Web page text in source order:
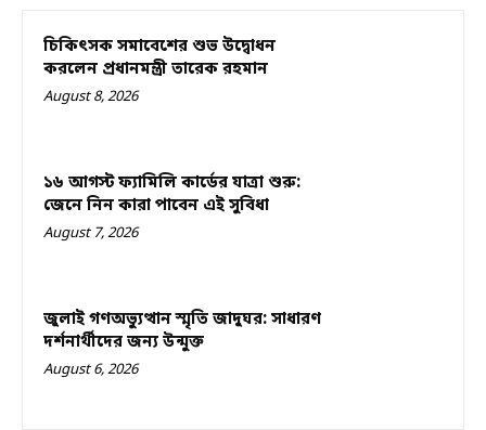
চিকিৎসক সমাবেশের শুভ উদ্বোধন
করলেন প্রধানমন্ত্রী তারেক রহমান
August 8, 2026
১৬ আগস্ট ফ্যামিলি কার্ডের যাত্রা শুরু:
জেনে নিন কারা পাবেন এই সুবিধা
August 7, 2026
জুলাই গণঅভ্যুত্থান স্মৃতি জাদুঘর: সাধারণ
দর্শনার্থীদের জন্য উন্মুক্ত
August 6, 2026